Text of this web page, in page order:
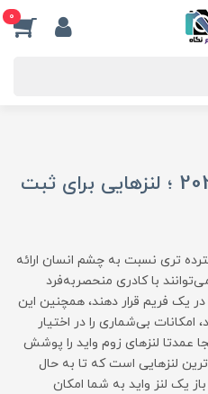
0
بهترین لنزهای واید 2025 ؛ لنزهایی برای ثبت
تری نسبت به چشم انسان ارائه
با کادری منحصربه‌فرد
یک فریم قرار دهند، همچنین این
امکانات بی‌شماری را در اختیار
عمدتا لنزهای زوم واید را پوشش
لنزهایی است که تا به حال
یک لنز واید به شما امکان